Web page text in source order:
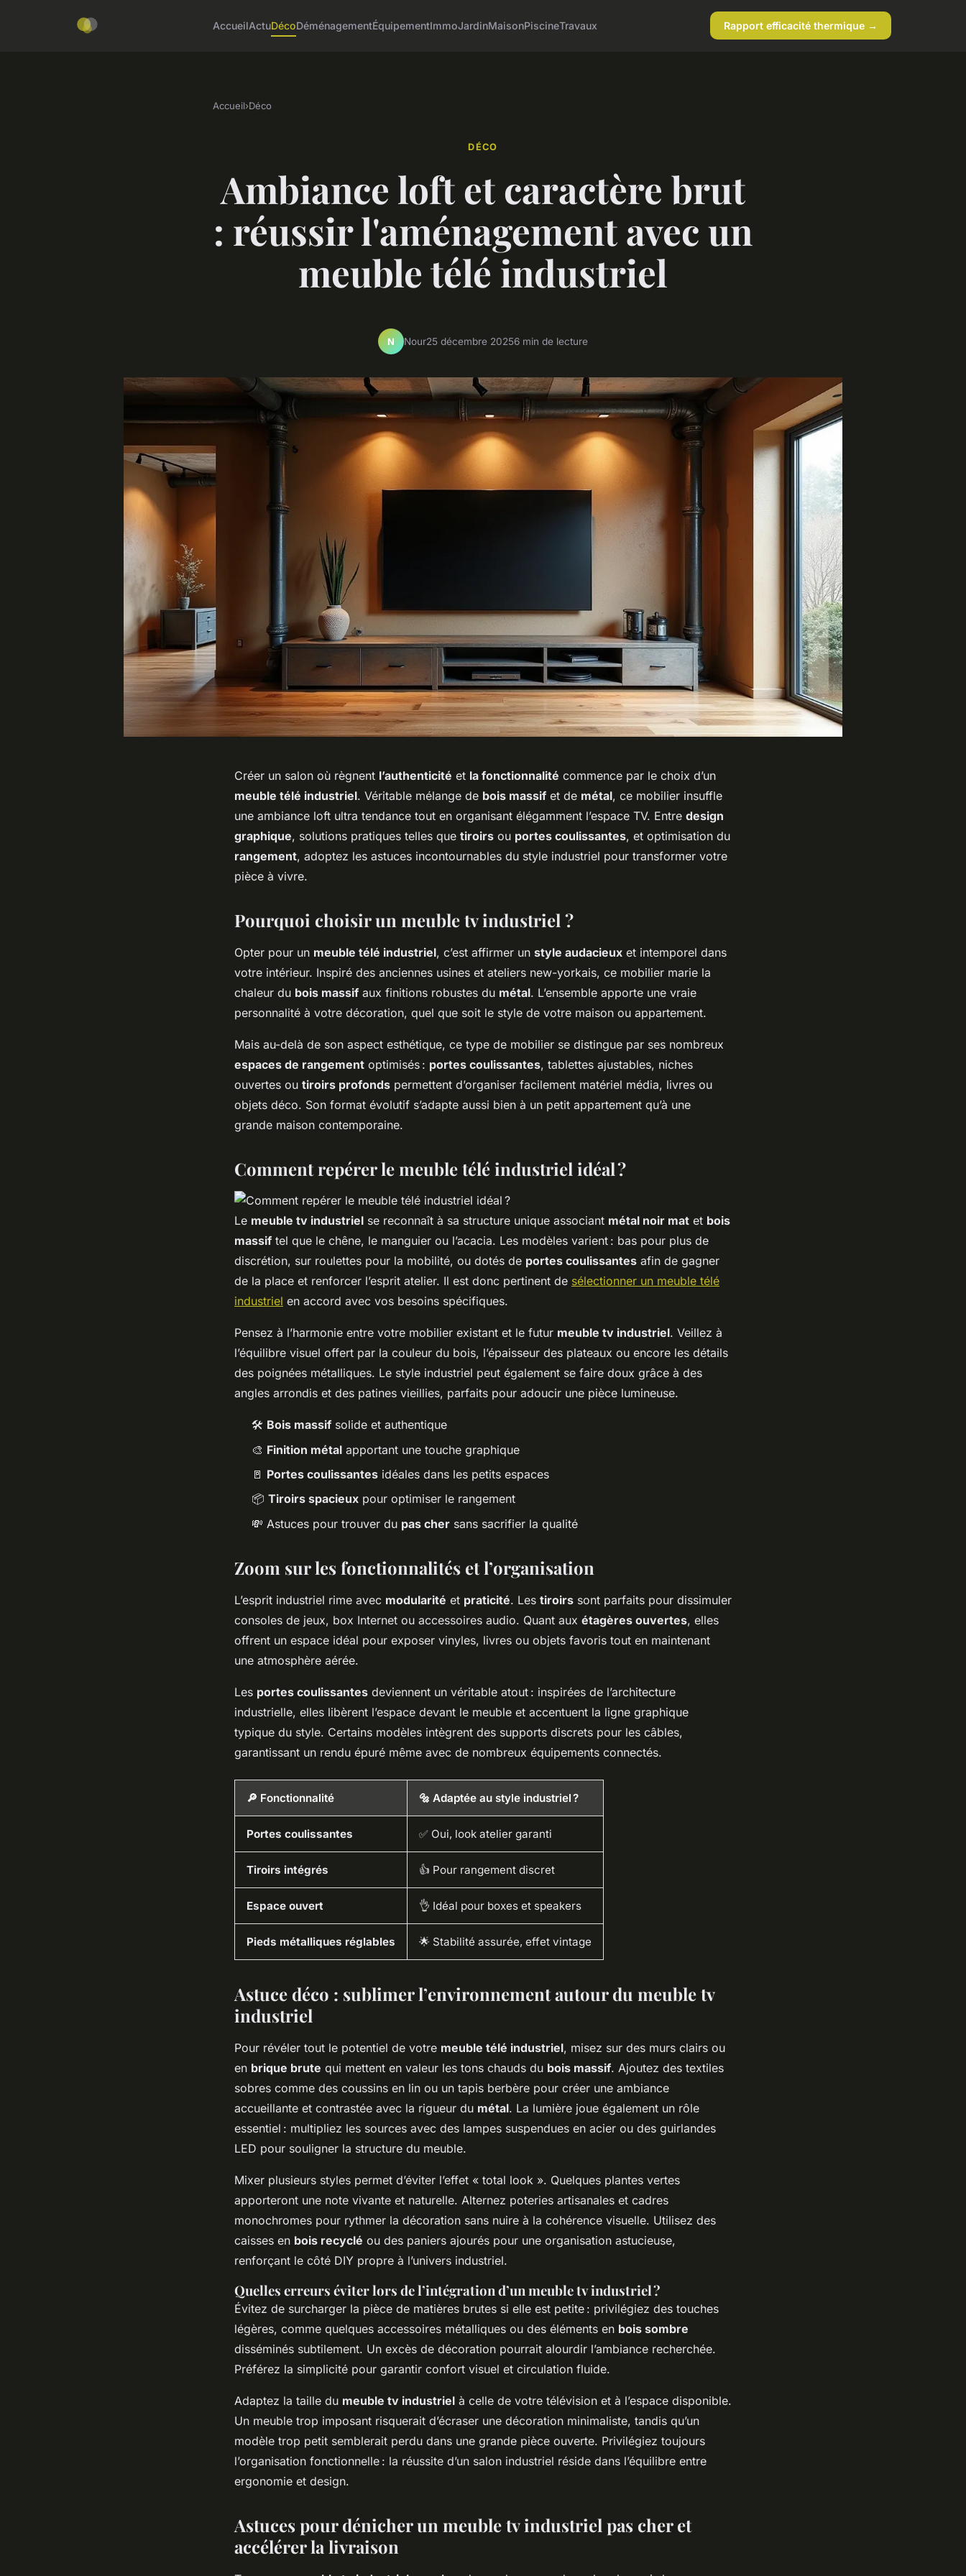
AccueilActuDécoDéménagementÉquipementImmoJardinMaisonPiscineTravaux Rapport efficacité thermique →
Accueil›Déco
DÉCO
Ambiance loft et caractère brut
: réussir l'aménagement avec un
meuble télé industriel
N Nour25 décembre 20256 min de lecture
Créer un salon où règnent l’authenticité et la fonctionnalité commence par le choix d’un
meuble télé industriel. Véritable mélange de bois massif et de métal, ce mobilier insuffle
une ambiance loft ultra tendance tout en organisant élégamment l’espace TV. Entre design
graphique, solutions pratiques telles que tiroirs ou portes coulissantes, et optimisation du
rangement, adoptez les astuces incontournables du style industriel pour transformer votre
pièce à vivre.
Pourquoi choisir un meuble tv industriel ?
Opter pour un meuble télé industriel, c’est affirmer un style audacieux et intemporel dans
votre intérieur. Inspiré des anciennes usines et ateliers new-yorkais, ce mobilier marie la
chaleur du bois massif aux finitions robustes du métal. L’ensemble apporte une vraie
personnalité à votre décoration, quel que soit le style de votre maison ou appartement.
Mais au-delà de son aspect esthétique, ce type de mobilier se distingue par ses nombreux
espaces de rangement optimisés : portes coulissantes, tablettes ajustables, niches
ouvertes ou tiroirs profonds permettent d’organiser facilement matériel média, livres ou
objets déco. Son format évolutif s’adapte aussi bien à un petit appartement qu’à une
grande maison contemporaine.
Comment repérer le meuble télé industriel idéal ?
Le meuble tv industriel se reconnaît à sa structure unique associant métal noir mat et bois
massif tel que le chêne, le manguier ou l’acacia. Les modèles varient : bas pour plus de
discrétion, sur roulettes pour la mobilité, ou dotés de portes coulissantes afin de gagner
de la place et renforcer l’esprit atelier. Il est donc pertinent de sélectionner un meuble télé
industriel en accord avec vos besoins spécifiques.
Pensez à l’harmonie entre votre mobilier existant et le futur meuble tv industriel. Veillez à
l’équilibre visuel offert par la couleur du bois, l’épaisseur des plateaux ou encore les détails
des poignées métalliques. Le style industriel peut également se faire doux grâce à des
angles arrondis et des patines vieillies, parfaits pour adoucir une pièce lumineuse.
🛠️ Bois massif solide et authentique
🎨 Finition métal apportant une touche graphique
🚪 Portes coulissantes idéales dans les petits espaces
📦 Tiroirs spacieux pour optimiser le rangement
💸 Astuces pour trouver du pas cher sans sacrifier la qualité
Zoom sur les fonctionnalités et l’organisation
L’esprit industriel rime avec modularité et praticité. Les tiroirs sont parfaits pour dissimuler
consoles de jeux, box Internet ou accessoires audio. Quant aux étagères ouvertes, elles
offrent un espace idéal pour exposer vinyles, livres ou objets favoris tout en maintenant
une atmosphère aérée.
Les portes coulissantes deviennent un véritable atout : inspirées de l’architecture
industrielle, elles libèrent l’espace devant le meuble et accentuent la ligne graphique
typique du style. Certains modèles intègrent des supports discrets pour les câbles,
garantissant un rendu épuré même avec de nombreux équipements connectés.
🔎 Fonctionnalité 🔩 Adaptée au style industriel ?
Portes coulissantes ✅ Oui, look atelier garanti
Tiroirs intégrés 👍 Pour rangement discret
Espace ouvert 👌 Idéal pour boxes et speakers
Pieds métalliques réglables 🌟 Stabilité assurée, effet vintage
Astuce déco : sublimer l’environnement autour du meuble tv
industriel
Pour révéler tout le potentiel de votre meuble télé industriel, misez sur des murs clairs ou
en brique brute qui mettent en valeur les tons chauds du bois massif. Ajoutez des textiles
sobres comme des coussins en lin ou un tapis berbère pour créer une ambiance
accueillante et contrastée avec la rigueur du métal. La lumière joue également un rôle
essentiel : multipliez les sources avec des lampes suspendues en acier ou des guirlandes
LED pour souligner la structure du meuble.
Mixer plusieurs styles permet d’éviter l’effet « total look ». Quelques plantes vertes
apporteront une note vivante et naturelle. Alternez poteries artisanales et cadres
monochromes pour rythmer la décoration sans nuire à la cohérence visuelle. Utilisez des
caisses en bois recyclé ou des paniers ajourés pour une organisation astucieuse,
renforçant le côté DIY propre à l’univers industriel.
Quelles erreurs éviter lors de l’intégration d’un meuble tv industriel ?
Évitez de surcharger la pièce de matières brutes si elle est petite : privilégiez des touches
légères, comme quelques accessoires métalliques ou des éléments en bois sombre
disséminés subtilement. Un excès de décoration pourrait alourdir l’ambiance recherchée.
Préférez la simplicité pour garantir confort visuel et circulation fluide.
Adaptez la taille du meuble tv industriel à celle de votre télévision et à l’espace disponible.
Un meuble trop imposant risquerait d’écraser une décoration minimaliste, tandis qu’un
modèle trop petit semblerait perdu dans une grande pièce ouverte. Privilégiez toujours
l’organisation fonctionnelle : la réussite d’un salon industriel réside dans l’équilibre entre
ergonomie et design.
Astuces pour dénicher un meuble tv industriel pas cher et
accélérer la livraison